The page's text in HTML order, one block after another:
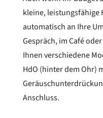
kleine, leistungsfähige
automatisch an Ihre
Gespräch, im Café
Ihnen verschiedene
HdO (hinter dem Ohr)
Anschluss.